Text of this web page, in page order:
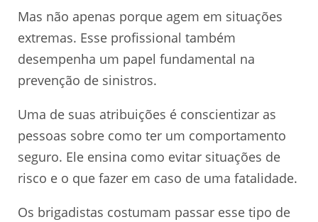
Mas não apenas porque agem em situações
extremas. Esse profissional também
desempenha um papel fundamental na
prevenção de sinistros.
Uma de suas atribuições é conscientizar as
pessoas sobre como ter um comportamento
seguro. Ele ensina como evitar situações de
risco e o que fazer em caso de uma fatalidade.
Os brigadistas costumam passar esse tipo de